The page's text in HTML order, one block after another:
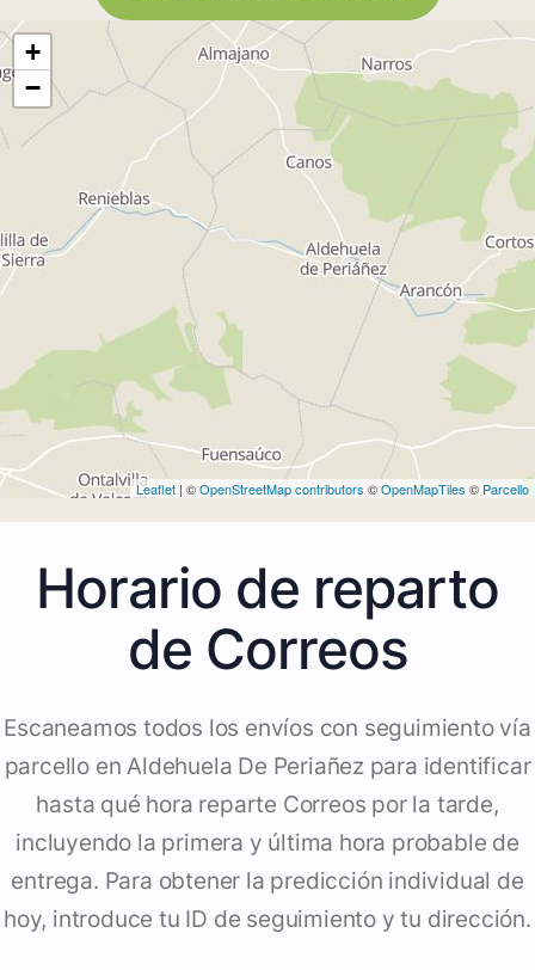
+
−
Leaflet | ©OpenStreetMap contributors ©OpenMapTiles © Parcello
Horario de reparto
de Correos
Escaneamos todos los envíos con seguimiento vía
parcello en Aldehuela De Periañez para identificar
hasta qué hora reparte Correos por la tarde,
incluyendo la primera y última hora probable de
entrega. Para obtener la predicción individual de
hoy, introduce tu ID de seguimiento y tu dirección.